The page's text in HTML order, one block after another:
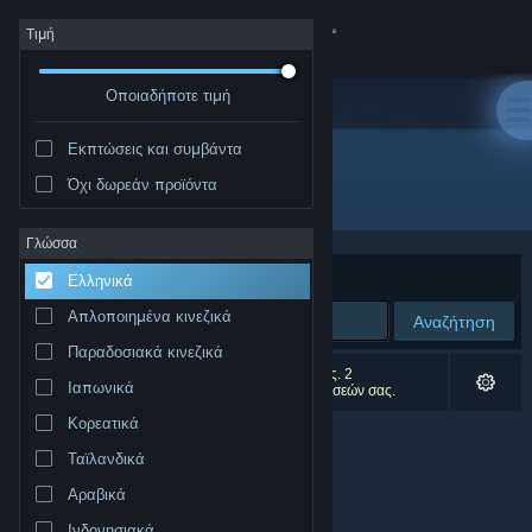
Σύνδεση
Κατάστημα
Σχετικά
Υποστήριξη
Αλλαγή γλώσσας
Προβολή ιστοσελίδας για υπολογιστές
Τιμή
Οποιαδήποτε τιμή
Εκπτώσεις και συμβάντα
Όχι δωρεάν προϊόντα
Γλώσσα
Ελληνικά
Απλοποιημένα κινεζικά
Παραδοσιακά κινεζικά
Ιαπωνικά
Κορεατικά
Ταϊλανδικά
Αραβικά
Δημιουργός: 大好网
Ταξινόμηση ανά
Αναζήτηση
0 αποτελέσματα ταιριάζουν με την αναζήτησή σας. 2
αποτελέσματα αποκλείστηκαν βάσει των προτιμήσεών σας.